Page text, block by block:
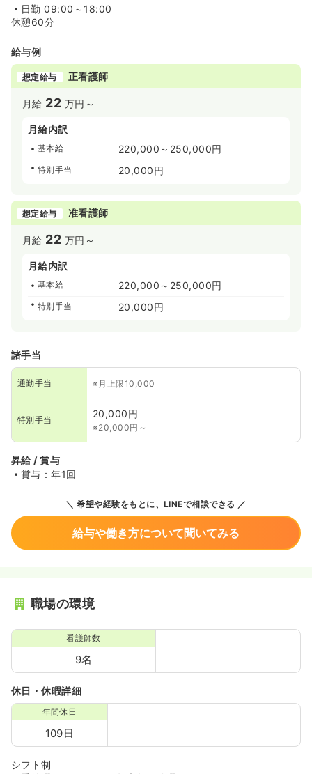
日勤 09:00～18:00
休憩60分
給与例
想定給与 正看護師
月給 22 万円～
月給内訳
基本給 220,000～250,000円
特別手当 20,000円
想定給与 准看護師
月給 22 万円～
月給内訳
基本給 220,000～250,000円
特別手当 20,000円
諸手当
通勤手当 ※月上限10,000
特別手当
20,000円
※20,000円～
昇給 / 賞与
賞与：年1回
希望や経験をもとに、LINEで相談できる
給与や働き方について聞いてみる
職場の環境
看護師数
9名
休日・休暇詳細
年間休日
109日
シフト制